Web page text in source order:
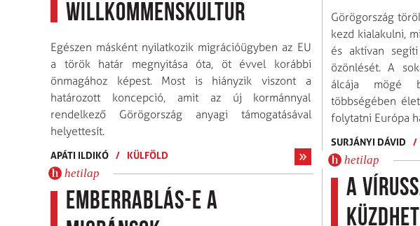
Willkommenskultur
Egészen másként nyilatkozik migrációügyben az EU
a török határ megnyitása óta, öt évvel korábbi
önmagához képest. Most is hiányzik viszont a
határozott koncepció, amit az új kormánnyal
rendelkező Görögország anyagi támogatásával
helyettesít.
APÁTI ILDIKÓ / KÜLFÖLD
hetilap
Emberrablás-e a
Görögország
kezd kialakulni,
és aktívan
özönlését. A
álcája mögé
többségében
folytatni Európa
SURJÁNYI DÁVID /
hetilap
A